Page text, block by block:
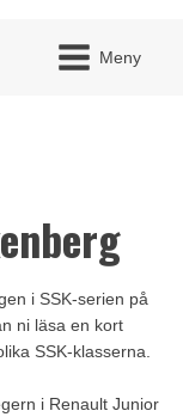
Meny
i SSK-serien på
ni läsa en kort
SSK-klasserna.
i Renault Junior